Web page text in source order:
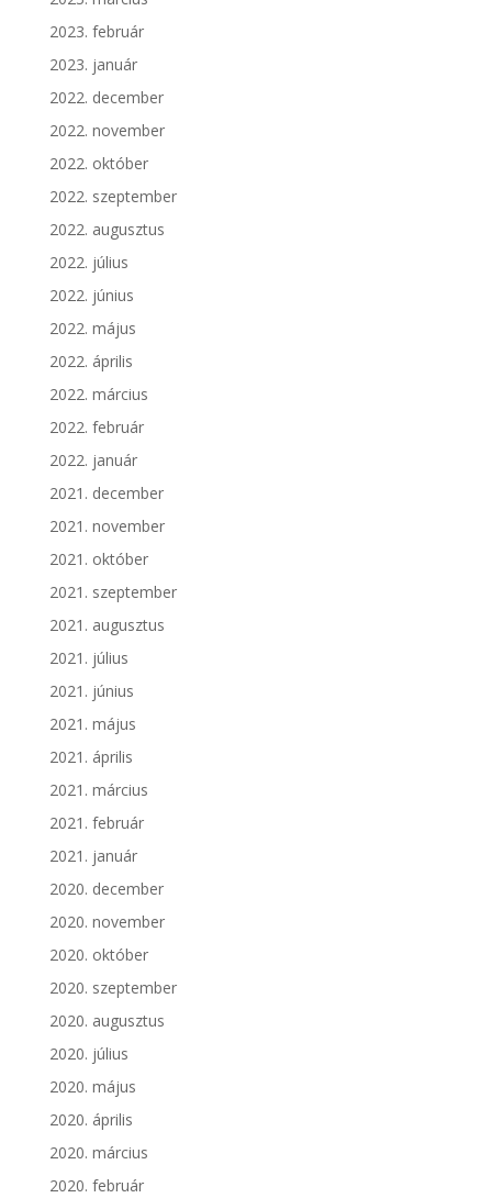
2023. február
2023. január
2022. december
2022. november
2022. október
2022. szeptember
2022. augusztus
2022. július
2022. június
2022. május
2022. április
2022. március
2022. február
2022. január
2021. december
2021. november
2021. október
2021. szeptember
2021. augusztus
2021. július
2021. június
2021. május
2021. április
2021. március
2021. február
2021. január
2020. december
2020. november
2020. október
2020. szeptember
2020. augusztus
2020. július
2020. május
2020. április
2020. március
2020. február